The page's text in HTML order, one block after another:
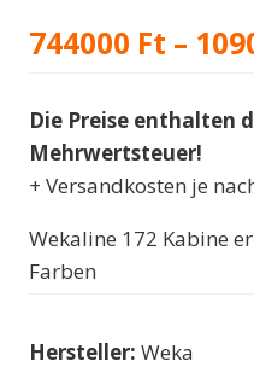
744000 Ft –
Die Preise enthalten
Mehrwertsteuer!
+ Versandkosten je
Wekaline 172 Kabine
Farben
Hersteller: Weka